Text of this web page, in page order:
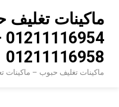
content
ماكينات تغليف
01211116958
ماكينات تغليف حبوب – ماكينات